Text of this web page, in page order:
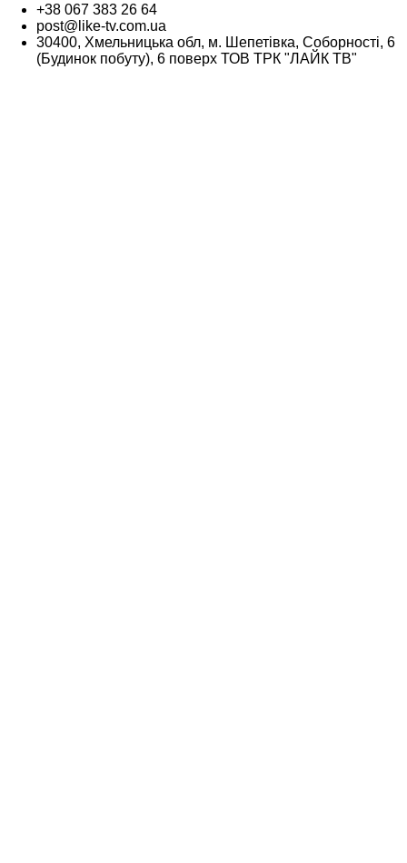
+38 067 383 26 64
post@like-tv.com.ua
30400, Хмельницька обл, м. Шепетівка, Соборності, 6
(Будинок побуту), 6 поверх ТОВ ТРК "ЛАЙК ТВ"